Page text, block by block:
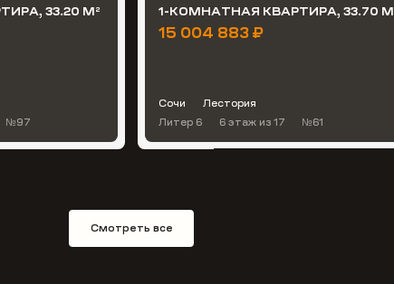
33.20 М 2
№97
1-КОМНАТНАЯ КВАРТИРА, 33.70 М
15 004 883 ₽
Сочи
Лестория
Литер 6
6 этаж из 17 №61
Смотреть все